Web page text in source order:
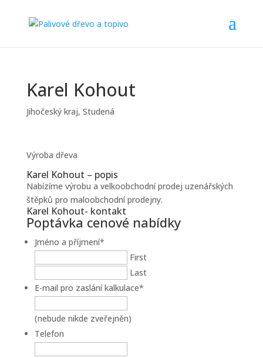
Karel Kohout
Jihočeský kraj, Studená
Výroba dřeva
Karel Kohout – popis
Nabízíme výrobu a velkoobchodní prodej uzenářských
štěpků pro maloobchodní prodejny.
Karel Kohout- kontakt
Poptávka cenové nabídky
Jméno a příjmení*
First
Last
E-mail pro zaslání kalkulace*
(nebude nikde zveřejněn)
Telefon